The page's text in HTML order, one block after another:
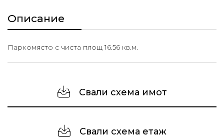
Описание
Паркомясто с чиста площ 16.56 кв.м.
Свали схема имот
Свали схема етаж